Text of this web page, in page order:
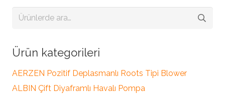
Ara:
Ürün kategorileri
AERZEN Pozitif Deplasmanlı Roots Tipi Blower
ALBIN Çift Diyaframlı Havalı Pompa